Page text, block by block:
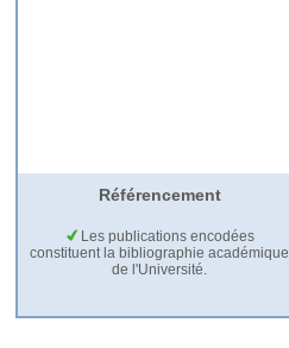
Référencement
Les publications encodées
constituent la bibliographie académique
de l'Université.